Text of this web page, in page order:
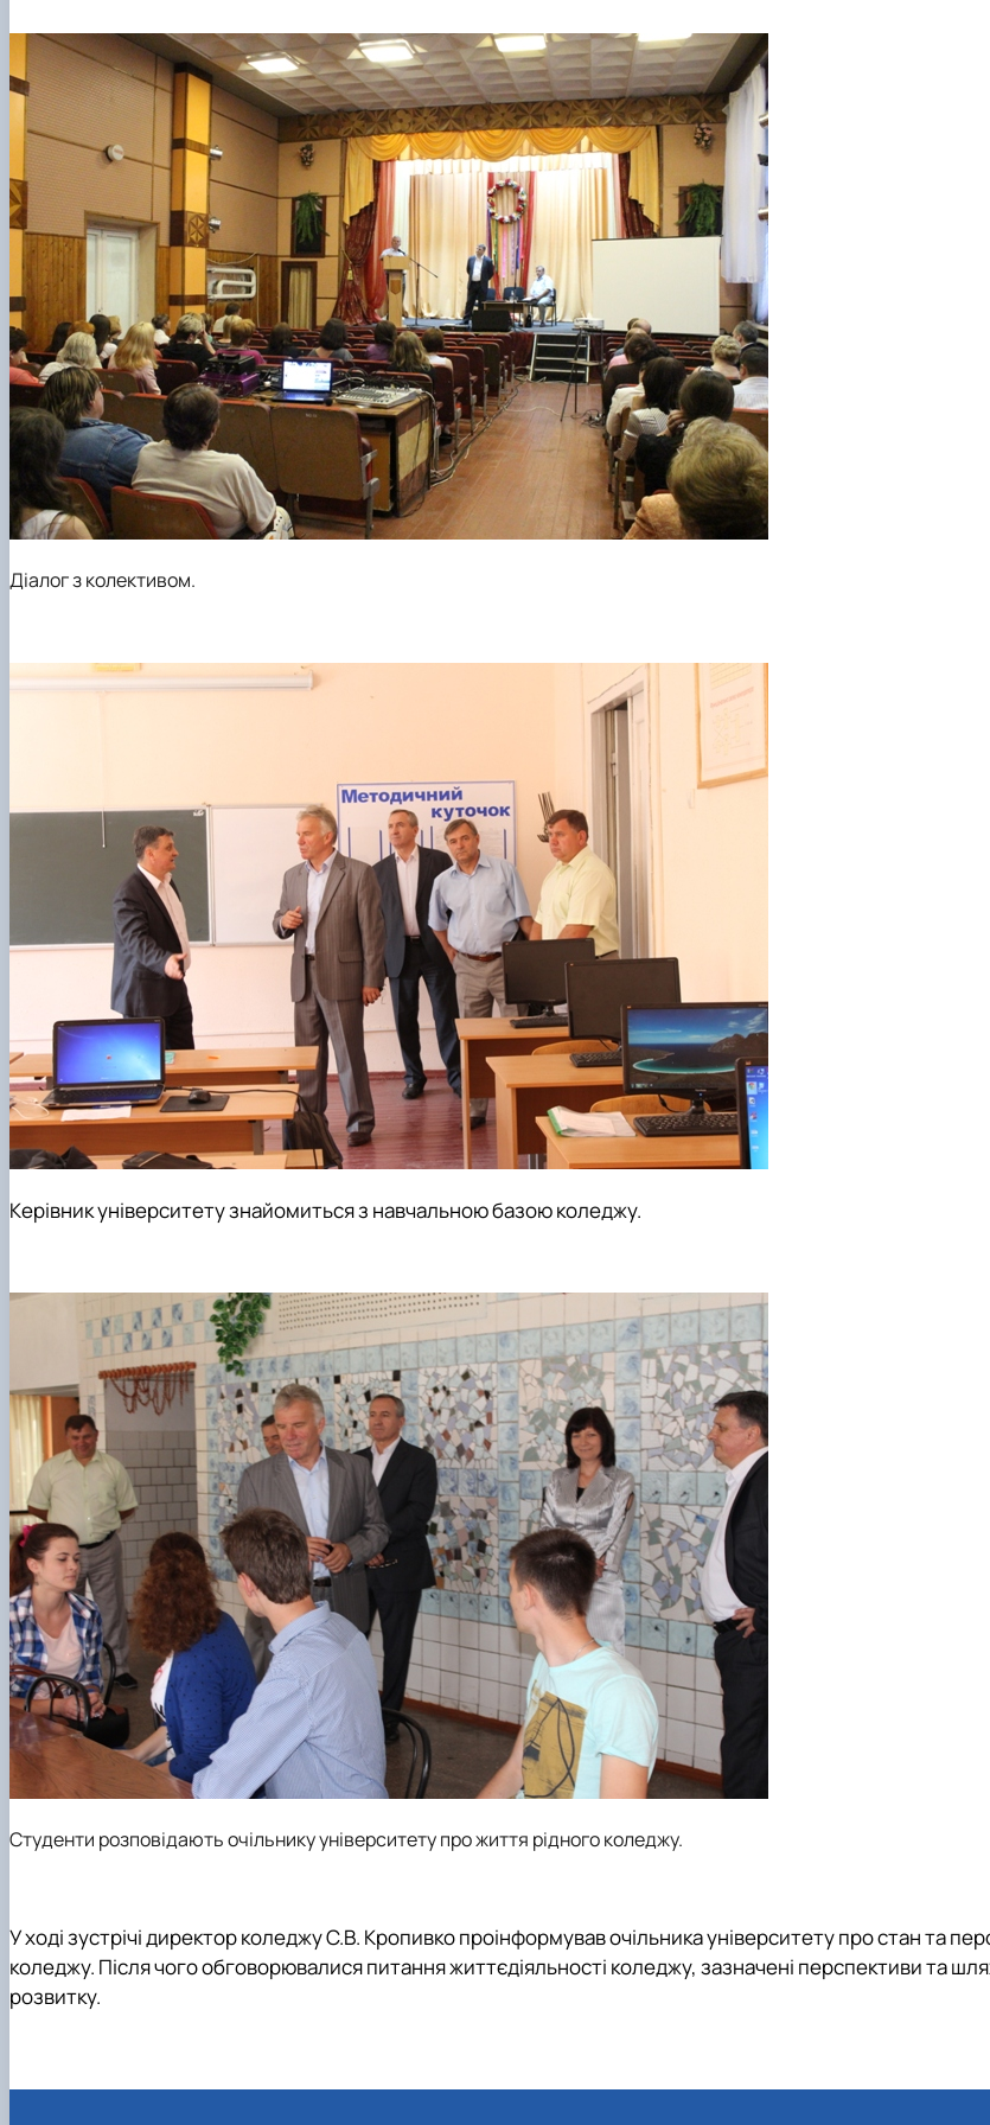
Діалог з колективом.
Керівник університету знайомиться з навчальною базою коледжу.
Студенти розповідають очільнику університету про життя рідного коледжу.
У ході зустрічі директор коледжу С.В. Кропивко проінформував очільника університету про стан та
коледжу. Після чого обговорювалися питання життєдіяльності коледжу, зазначені перспективи та
розвитку.